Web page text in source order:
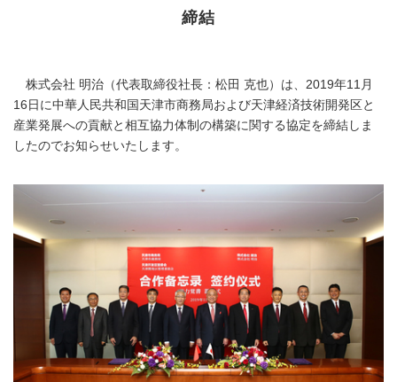
締結
株式会社 明治（代表取締役社長：松田 克也）は、2019年11月
16日に中華人民共和国天津市商務局および天津経済技術開発区と
産業発展への貢献と相互協力体制の構築に関する協定を締結しま
したのでお知らせいたします。